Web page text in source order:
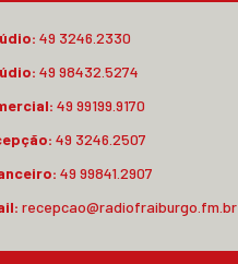
49 3246.2330
49 98432.5274
49 99199.9170
49 3246.2507
49 99841.2907
recepcao@radiofraiburgo.fm.br